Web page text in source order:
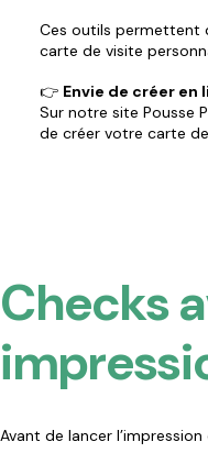
Ces outils permettent
carte de visite
👉 Envie de créer en
Sur notre site Pousse
de créer votre carte
Checks
Avant de lancer